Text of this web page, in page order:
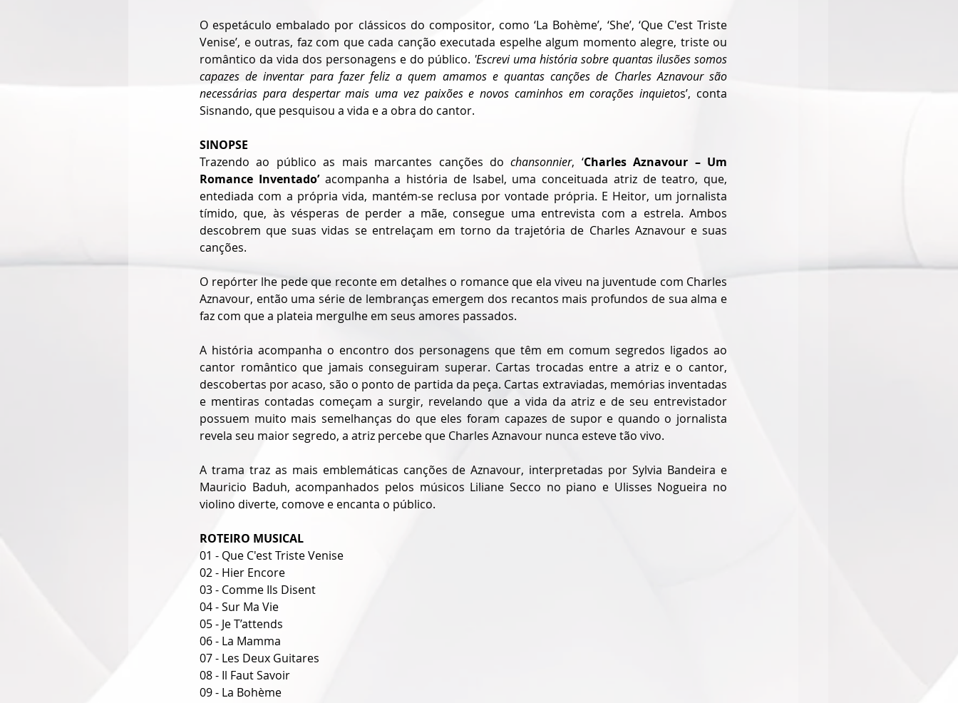
O espetáculo embalado por clássicos do compositor, como ‘La Bohème’, ‘She’, ‘Que C'est Triste
Venise’, e outras, faz com que cada canção executada espelhe algum momento alegre, triste ou
romântico da vida dos personagens e do público. 'Escrevi uma história sobre quantas ilusões somos
capazes de inventar para fazer feliz a quem amamos e quantas canções de Charles Aznavour são
necessárias para despertar mais uma vez paixões e novos caminhos em corações inquietos’, conta
Sisnando, que pesquisou a vida e a obra do cantor.
SINOPSE
Trazendo ao público as mais marcantes canções do chansonnier, ‘Charles Aznavour – Um
Romance Inventado’ acompanha a história de Isabel, uma conceituada atriz de teatro, que,
entediada com a própria vida, mantém-se reclusa por vontade própria. E Heitor, um jornalista
tímido, que, às vésperas de perder a mãe, consegue uma entrevista com a estrela. Ambos
descobrem que suas vidas se entrelaçam em torno da trajetória de Charles Aznavour e suas
canções.
O repórter lhe pede que reconte em detalhes o romance que ela viveu na juventude com Charles
Aznavour, então uma série de lembranças emergem dos recantos mais profundos de sua alma e
faz com que a plateia mergulhe em seus amores passados.
A história acompanha o encontro dos personagens que têm em comum segredos ligados ao
cantor romântico que jamais conseguiram superar. Cartas trocadas entre a atriz e o cantor,
descobertas por acaso, são o ponto de partida da peça. Cartas extraviadas, memórias inventadas
e mentiras contadas começam a surgir, revelando que a vida da atriz e de seu entrevistador
possuem muito mais semelhanças do que eles foram capazes de supor e quando o jornalista
revela seu maior segredo, a atriz percebe que Charles Aznavour nunca esteve tão vivo.
A trama traz as mais emblemáticas canções de Aznavour, interpretadas por Sylvia Bandeira e
Mauricio Baduh, acompanhados pelos músicos Liliane Secco no piano e Ulisses Nogueira no
violino diverte, comove e encanta o público.
ROTEIRO MUSICAL
01 - Que C'est Triste Venise
02 - Hier Encore
03 - Comme Ils Disent
04 - Sur Ma Vie
05 - Je T’attends
06 - La Mamma
07 - Les Deux Guitares
08 - Il Faut Savoir
09 - La Bohème